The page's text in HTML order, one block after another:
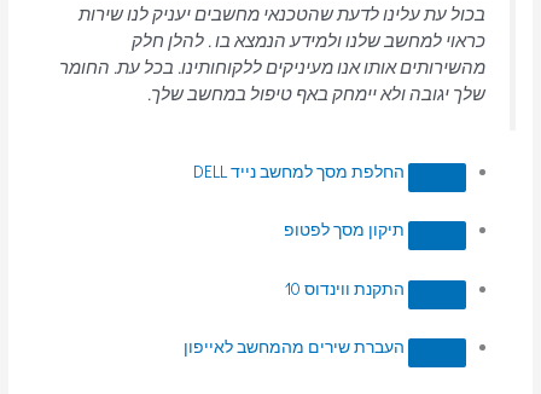
בכול עת עלינו לדעת שהטכנאי מחשבים יעניק לנו שירות
כראוי למחשב שלנו ולמידע הנמצא בו . להלן חלק
מהשירותים אותו אנו מעיניקים ללקוחותינו. בכל עת. החומר
שלך יגובה ולא יימחק באף טיפול במחשב שלך.
החלפת מסך למחשב נייד DELL
תיקון מסך לפטופ
התקנת ווינדוס 10
העברת שירים מהמחשב לאייפון